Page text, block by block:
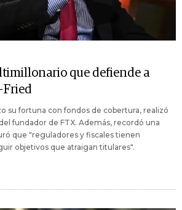
que defiende a
Fried
su fortuna con fondos de cobertura, realizó
fundador de FTX. Además, recordó una
que "reguladores y fiscales tienen
objetivos que atraigan titulares".